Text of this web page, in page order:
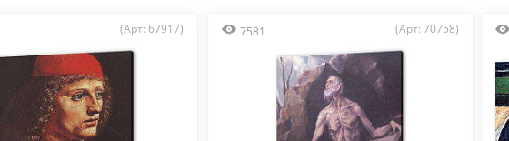
(Арт: 67917) 7581 (Арт: 70758)